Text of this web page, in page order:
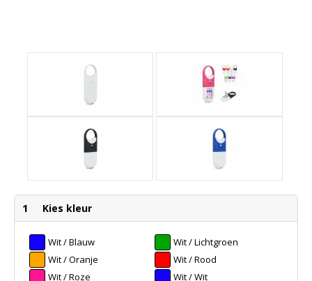
1 Kies kleur
Wit / Blauw
Wit / Lichtgroen
Wit / Oranje
Wit / Rood
Wit / Roze
Wit / Wit